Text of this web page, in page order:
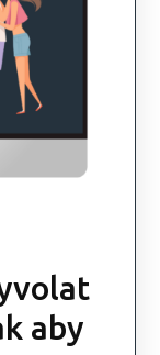
aby